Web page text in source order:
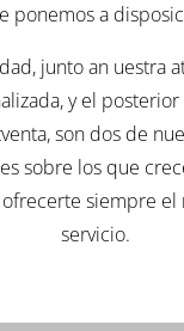
ponemos a
junto an uestra
y el
son dos de
sobre los que
siempre el
servicio.